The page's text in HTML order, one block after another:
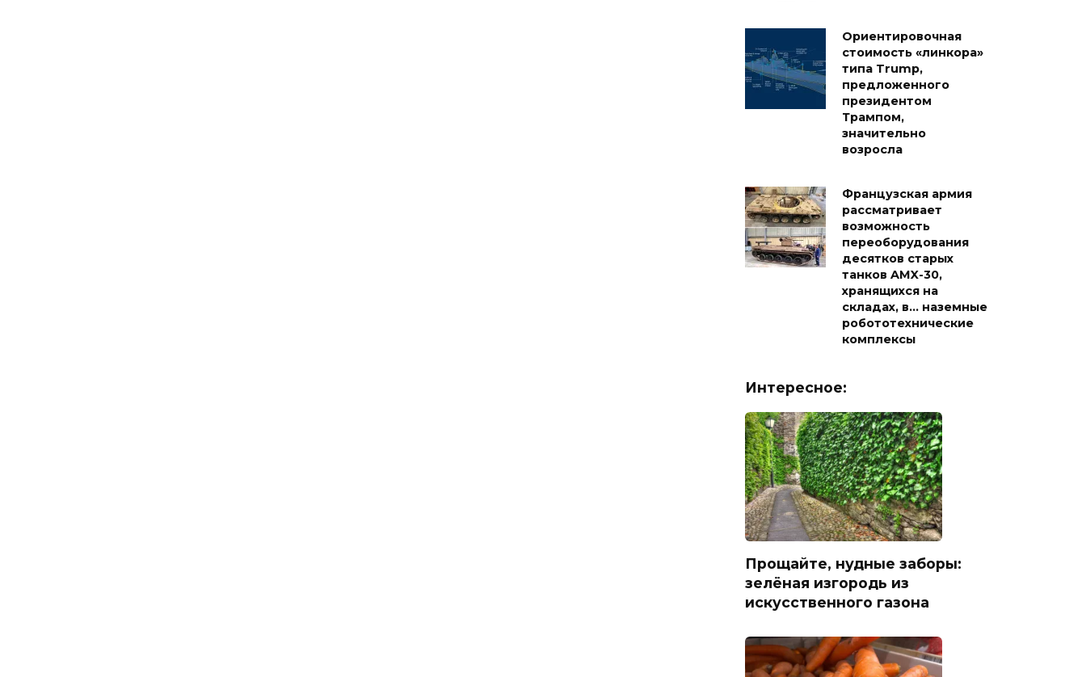
Ориентировочная
стоимость «линкора»
типа Trump,
предложенного
президентом
Трампом,
значительно
возросла
Французская армия
рассматривает
возможность
переоборудования
десятков старых
танков AMX-30,
хранящихся на
складах, в… наземные
робототехнические
комплексы
Интересное:
Прощайте, нудные заборы:
зелёная изгородь из
искусственного газона